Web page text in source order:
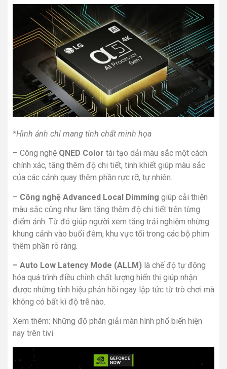
*Hình ảnh chỉ mang tính chất minh họa
– Công nghệ QNED Color tái tạo dải màu sắc một cách
chính xác, tăng thêm độ chi tiết, tinh khiết giúp màu sắc
của các cảnh quay thêm phần rực rỡ, tự nhiên.
– Công nghệ Advanced Local Dimming giúp cải thiện
màu sắc cũng như làm tăng thêm độ chi tiết trên từng
điểm ảnh. Từ đó giúp người xem tăng trải nghiệm những
khung cảnh vào buổi đêm, khu vực tối trong các bộ phim
thêm phần rõ ràng.
– Auto Low Latency Mode (ALLM) là chế độ tự động
hóa quá trình điều chỉnh chất lượng hiển thị giúp nhận
được những tính hiệu phản hồi ngay lập tức từ trò chơi mà
không có bất kì độ trễ nào.
Xem thêm: Những độ phân giải màn hình phổ biến hiện
nay trên tivi